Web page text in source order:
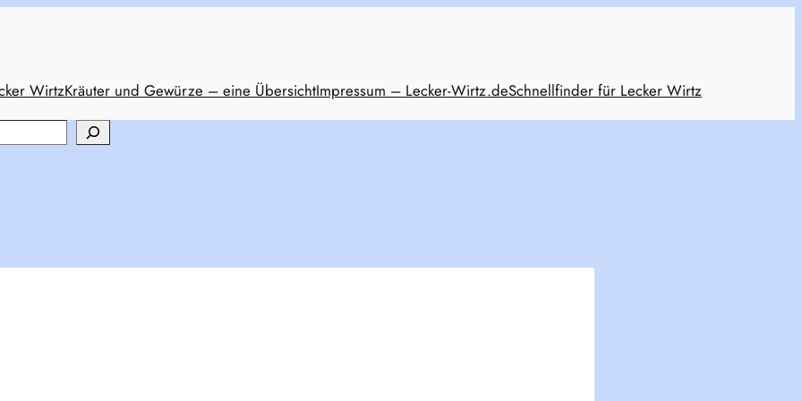
WirtzKräuter und Gewürze – eine ÜbersichtImpressum – Lecker-Wirtz.deSchnellfinder für Lecker Wirtz